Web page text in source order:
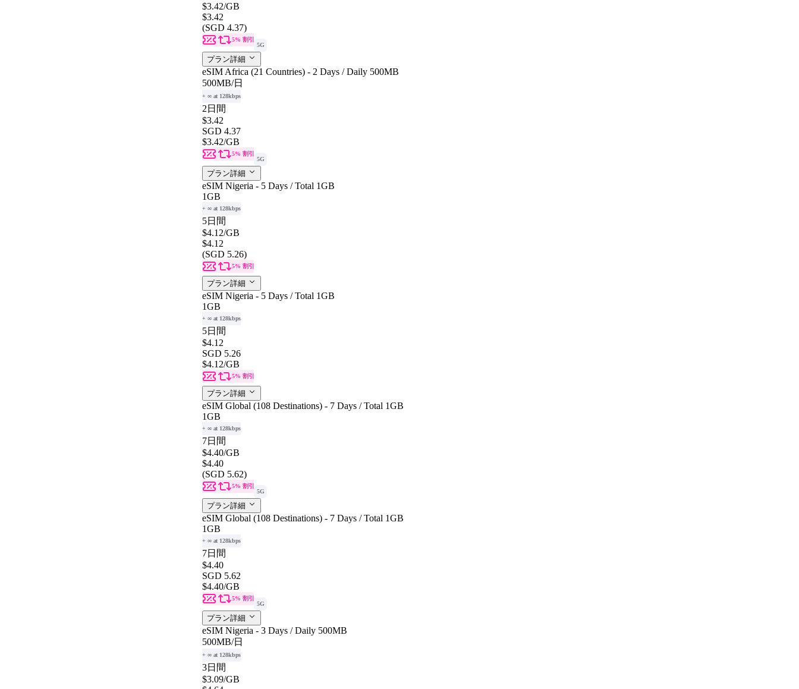
$3.42/GB
$3.42
(SGD 4.37)
5% 割引
5G
プラン詳細
eSIM Africa (21 Countries) - 2 Days / Daily 500MB
500MB/日
+ ∞ at 128kbps
2日間
$3.42
SGD 4.37
$3.42/GB
5% 割引
5G
プラン詳細
eSIM Nigeria - 5 Days / Total 1GB
1GB
+ ∞ at 128kbps
5日間
$4.12/GB
$4.12
(SGD 5.26)
5% 割引
プラン詳細
eSIM Nigeria - 5 Days / Total 1GB
1GB
+ ∞ at 128kbps
5日間
$4.12
SGD 5.26
$4.12/GB
5% 割引
プラン詳細
eSIM Global (108 Destinations) - 7 Days / Total 1GB
1GB
+ ∞ at 128kbps
7日間
$4.40/GB
$4.40
(SGD 5.62)
5% 割引
5G
プラン詳細
eSIM Global (108 Destinations) - 7 Days / Total 1GB
1GB
+ ∞ at 128kbps
7日間
$4.40
SGD 5.62
$4.40/GB
5% 割引
5G
プラン詳細
eSIM Nigeria - 3 Days / Daily 500MB
500MB/日
+ ∞ at 128kbps
3日間
$3.09/GB